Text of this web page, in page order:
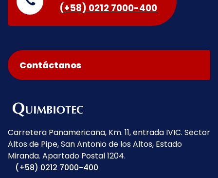
(+58) 0212 7000-400
Contáctanos
Carretera Panamericana, Km. 11, entrada IVIC. Sector
Altos de Pipe, San Antonio de los Altos, Estado
Miranda. Apartado Postal 1204.
(+58) 0212 7000-400